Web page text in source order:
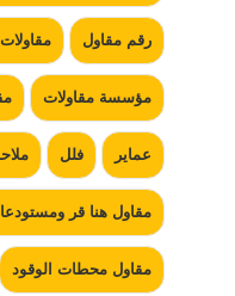
رقم مقاول
مؤسسة مقاولات
عماير فلل
مقاول هنا قر
مقاول محطات الوقود